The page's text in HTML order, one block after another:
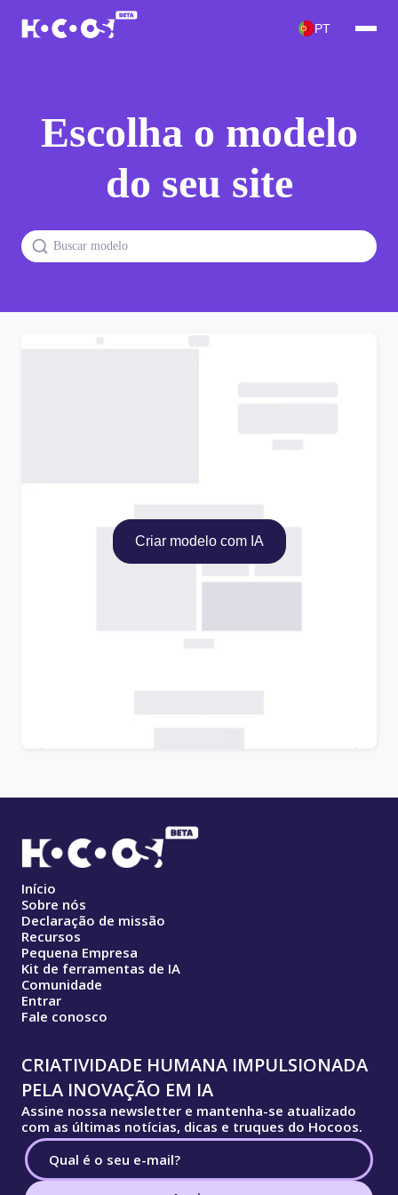
PT
Escolha o modelo
do seu site
Criar modelo com IA
Início
Sobre nós
Declaração de missão
Recursos
Pequena Empresa
Kit de ferramentas de IA
Comunidade
Entrar
Fale conosco
CRIATIVIDADE HUMANA IMPULSIONADA
PELA INOVAÇÃO EM IA
Assine nossa newsletter e mantenha-se atualizado
com as últimas notícias, dicas e truques do Hocoos.